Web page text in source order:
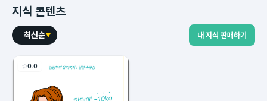
지식 콘텐츠
최신순 내 지식 판매하기
0.0